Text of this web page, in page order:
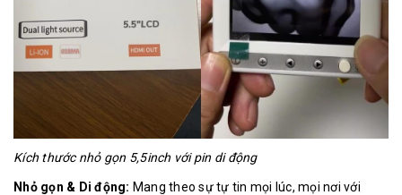
Kích thước nhỏ gọn 5,5inch với pin di động
Nhỏ gọn & Di động: Mang theo sự tự tin mọi lúc, mọi nơi với